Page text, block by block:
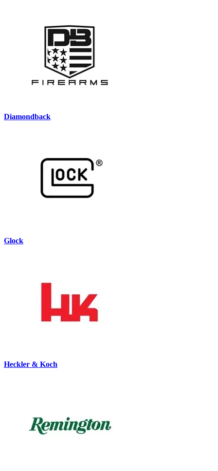
Diamondback
Glock
Heckler & Koch